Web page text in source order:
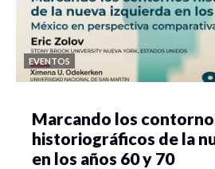
EVENTOS
Marcando los
historiográficos de la
en los años 60 y 70